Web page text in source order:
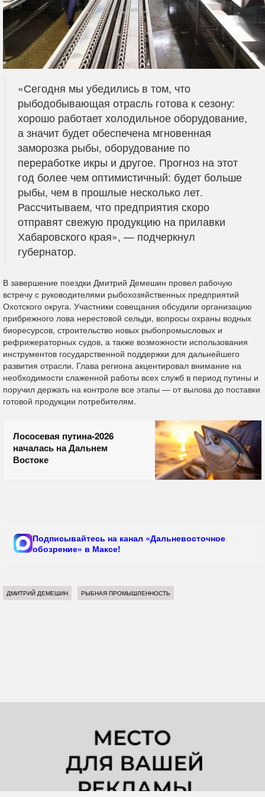
«Сегодня мы убедились в том, что
рыбодобывающая отрасль готова к сезону:
хорошо работает холодильное оборудование,
а значит будет обеспечена мгновенная
заморозка рыбы, оборудование по
переработке икры и другое. Прогноз на этот
год более чем оптимистичный: будет больше
рыбы, чем в прошлые несколько лет.
Рассчитываем, что предприятия скоро
отправят свежую продукцию на прилавки
Хабаровского края», — подчеркнул
губернатор.
В завершение поездки Дмитрий Демешин провел рабочую
встречу с руководителями рыбохозяйственных предприятий
Охотского округа. Участники совещания обсудили организацию
прибрежного лова нерестовой сельди, вопросы охраны водных
биоресурсов, строительство новых рыбопромысловых и
рефрижераторных судов, а также возможности использования
инструментов государственной поддержки для дальнейшего
развития отрасли. Глава региона акцентировал внимание на
необходимости слаженной работы всех служб в период путины и
поручил держать на контроле все этапы — от вылова до поставки
готовой продукции потребителям.
Лососевая путина-2026
началась на Дальнем
Востоке
Подписывайтесь на канал «Дальневосточное
обозрение» в Максе!
ДМИТРИЙ ДЕМЕШИН РЫБНАЯ ПРОМЫШЛЕННОСТЬ